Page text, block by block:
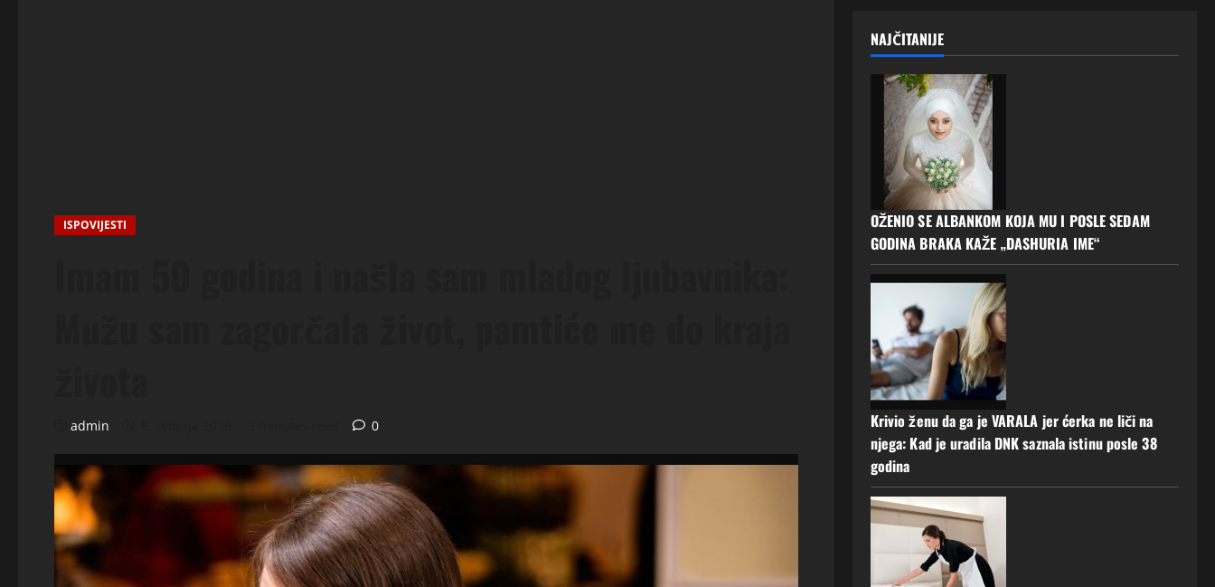
ISPOVIJESTI
admin 0
NAJČITANIJE
OŽENIO SE ALBANKOM KOJA MU I POSLE SEDAM
GODINA BRAKA KAŽE „DASHURIA IME“
Krivio ženu da ga je VARALA jer ćerka ne liči na
njega: Kad je uradila DNK saznala istinu posle 38
godina